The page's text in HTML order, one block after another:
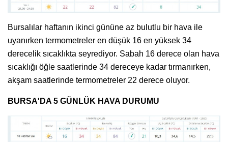
Bursalılar haftanın ikinci gününe az bulutlu bir hava ile
uyanırken termometreler en düşük 16 en yüksek 34
derecelik sıcaklıkta seyrediyor. Sabah 16 derece olan hava
sıcaklığı öğle saatlerinde 34 dereceye kadar tırmanırken,
akşam saatlerinde termometreler 22 derece oluyor.
BURSA'DA 5 GÜNLÜK HAVA DURUMU